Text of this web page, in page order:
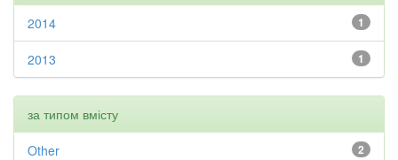
1
2014
1
2013
за типом вмісту
2
Other